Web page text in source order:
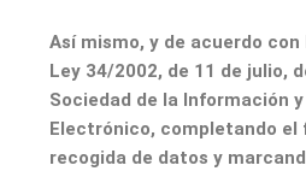
Así mismo, y de acuerdo
Ley 34/2002, de 11 de julio,
Sociedad de la Información
Electrónico, completando el
recogida de datos y